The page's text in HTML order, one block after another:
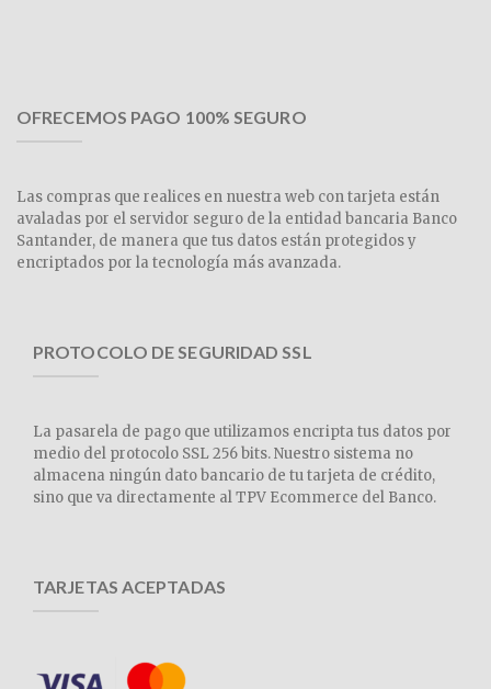
OFRECEMOS PAGO 100% SEGURO
Las compras que realices en nuestra web con tarjeta están
avaladas por el servidor seguro de la entidad bancaria Banco
Santander, de manera que tus datos están protegidos y
encriptados por la tecnología más avanzada.
PROTOCOLO DE SEGURIDAD SSL
La pasarela de pago que utilizamos encripta tus datos por
medio del protocolo SSL 256 bits. Nuestro sistema no
almacena ningún dato bancario de tu tarjeta de crédito,
sino que va directamente al TPV Ecommerce del Banco.
TARJETAS ACEPTADAS